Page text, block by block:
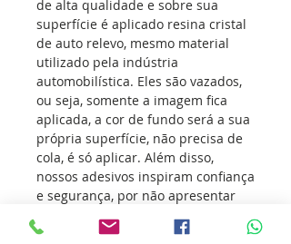
de alta qualidade e sobre sua
superfície é aplicado resina cristal
de auto relevo, mesmo material
utilizado pela indústria
automobilística. Eles são vazados,
ou seja, somente a imagem fica
aplicada, a cor de fundo será a sua
própria superfície, não precisa de
cola, é só aplicar. Além disso,
nossos adesivos inspiram confiança
e segurança, por não apresentar
nenhum risco as crianças e
adultos, pois os componentes de